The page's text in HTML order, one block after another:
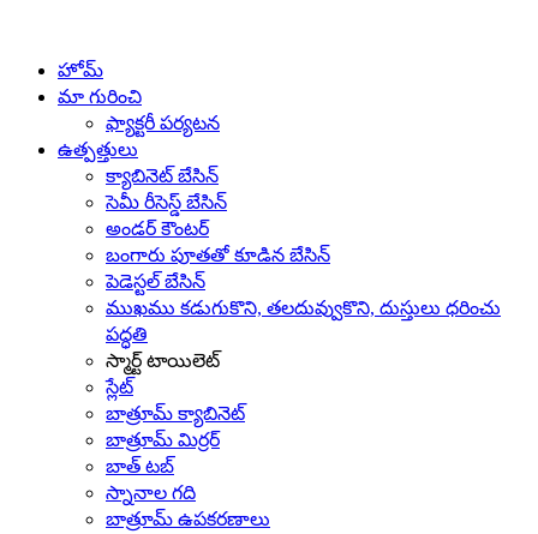
హోమ్
మా గురించి
ఫ్యాక్టరీ పర్యటన
ఉత్పత్తులు
క్యాబినెట్ బేసిన్
సెమీ రీసెస్డ్ బేసిన్
అండర్ కౌంటర్
బంగారు పూతతో కూడిన బేసిన్
పెడెస్టల్ బేసిన్
ముఖము కడుగుకొని, తలదువ్వుకొని, దుస్తులు ధరించు
పద్ధతి
స్మార్ట్ టాయిలెట్
స్లేట్
బాత్రూమ్ క్యాబినెట్
బాత్రూమ్ మిర్రర్
బాత్ టబ్
స్నానాల గది
బాత్రూమ్ ఉపకరణాలు